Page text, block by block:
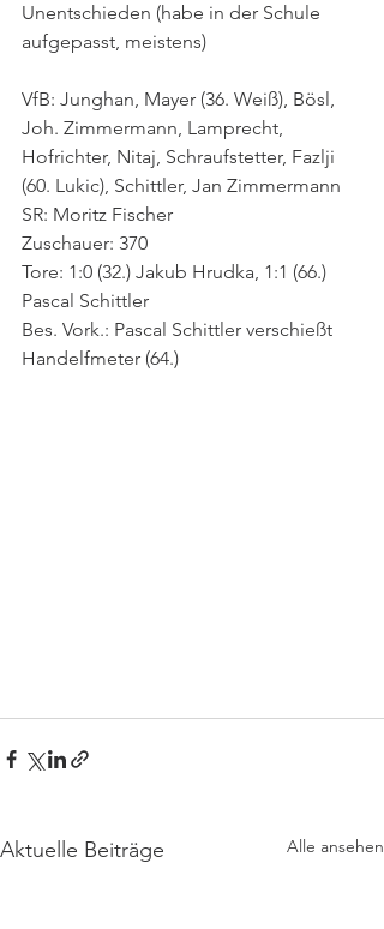
Unentschieden (habe in der Schule
aufgepasst, meistens)
VfB: Junghan, Mayer (36. Weiß), Bösl,
Joh. Zimmermann, Lamprecht,
Hofrichter, Nitaj, Schraufstetter, Fazlji
(60. Lukic), Schittler, Jan Zimmermann
SR: Moritz Fischer
Zuschauer: 370
Tore: 1:0 (32.) Jakub Hrudka, 1:1 (66.)
Pascal Schittler
Bes. Vork.: Pascal Schittler verschießt
Handelfmeter (64.)
Aktuelle Beiträge Alle ansehen